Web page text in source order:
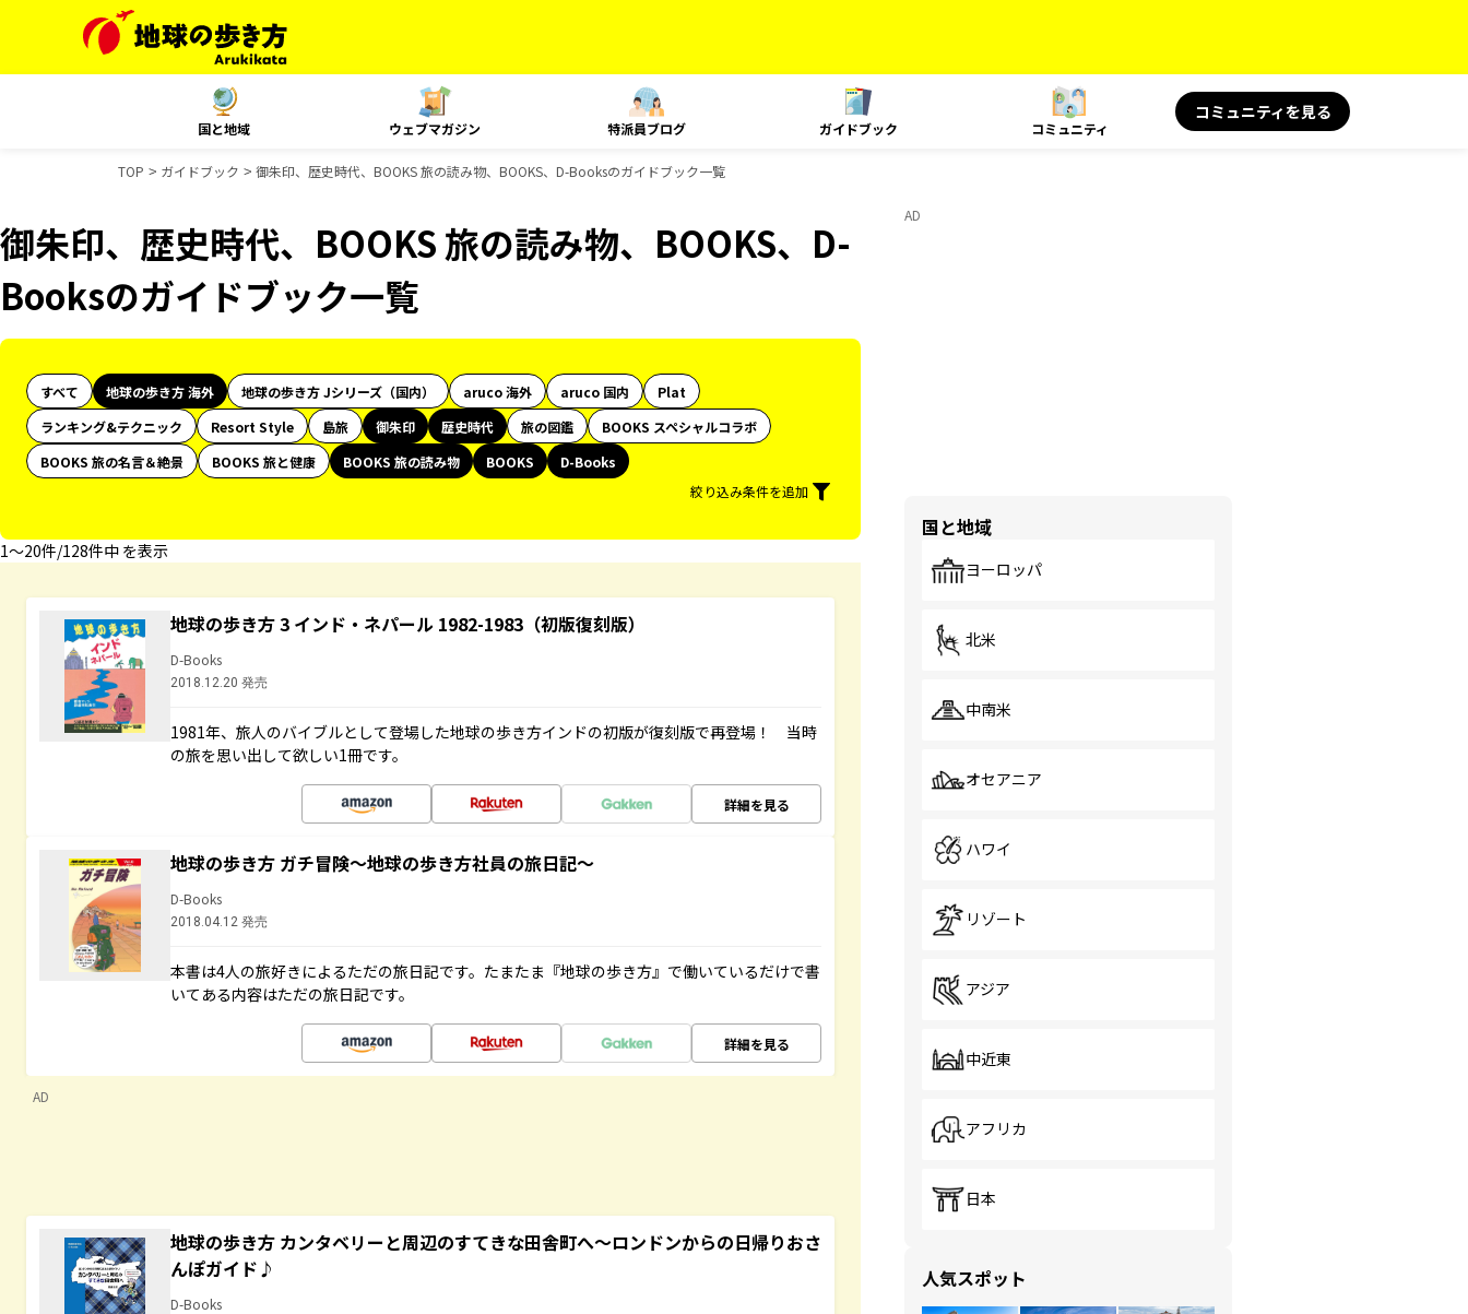
国と地域 ウェブマガジン 特派員ブログ ガイドブック コミュニティ
コミュニティを見る
TOP ガイドブック 御朱印、歴史時代、BOOKS 旅の読み物、BOOKS、D-Booksのガイドブック一覧
御朱印、歴史時代、BOOKS 旅の読み物、BOOKS、D-
Booksのガイドブック一覧
すべて 地球の歩き方 海外 地球の歩き方 Jシリーズ（国内） aruco 海外 aruco 国内
Plat
ランキング&テクニック
Resort Style 島旅 御朱印 歴史時代 旅の図鑑
BOOKS スペシャルコラボ
BOOKS 旅の名言＆絶景
BOOKS 旅と健康 BOOKS 旅の読み物 BOOKS
D-Books
絞り込み条件を追加
1〜20件/128件中 を表示
地球の歩き方 3 インド・ネパール 1982-1983（初版復刻版）
D-Books
2018.12.20 発売
1981年、旅人のバイブルとして登場した地球の歩き方インドの初版が復刻版で再登場！ 当時
の旅を思い出して欲しい1冊です。
詳細を見る
地球の歩き方 ガチ冒険～地球の歩き方社員の旅日記～
D-Books
2018.04.12 発売
本書は4人の旅好きによるただの旅日記です。たまたま『地球の歩き方』で働いているだけで書
いてある内容はただの旅日記です。
詳細を見る
AD
地球の歩き方 カンタベリーと周辺のすてきな田舎町へ～ロンドンからの日帰りおさ
んぽガイド♪
D-Books
AD
国と地域
ヨーロッパ
北米
中南米
オセアニア
ハワイ
リゾート
アジア
中近東
アフリカ
日本
人気スポット